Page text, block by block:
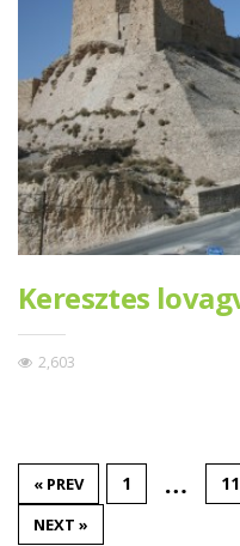
Keresztes
2,603
« PREV 1 … 11
NEXT »